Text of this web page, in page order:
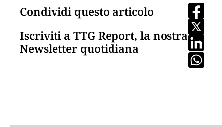
Condividi questo articolo
Iscriviti a TTG Report, la nostra
Newsletter quotidiana